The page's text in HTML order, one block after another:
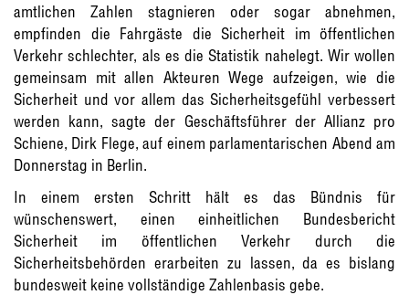
amtlichen Zahlen stagnieren oder sogar abnehmen,
empfinden die Fahrgäste die Sicherheit im öffentlichen
Verkehr schlechter, als es die Statistik nahelegt. Wir wollen
gemeinsam mit allen Akteuren Wege aufzeigen, wie die
Sicherheit und vor allem das Sicherheitsgefühl verbessert
werden kann, sagte der Geschäftsführer der Allianz pro
Schiene, Dirk Flege, auf einem parlamentarischen Abend am
Donnerstag in Berlin.
In einem ersten Schritt hält es das Bündnis für
wünschenswert, einen einheitlichen Bundesbericht
Sicherheit im öffentlichen Verkehr durch die
Sicherheitsbehörden erarbeiten zu lassen, da es bislang
bundesweit keine vollständige Zahlenbasis gebe.